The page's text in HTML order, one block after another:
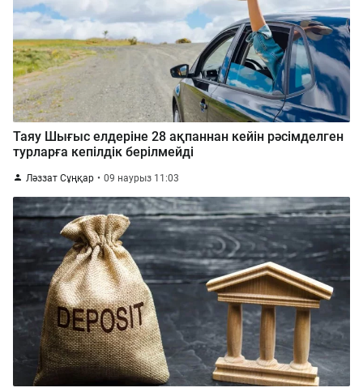
Таяу Шығыс елдеріне 28 ақпаннан кейін рәсімделген
турларға кепілдік берілмейді
Ләззат Сұңқар 09 наурыз 11:03